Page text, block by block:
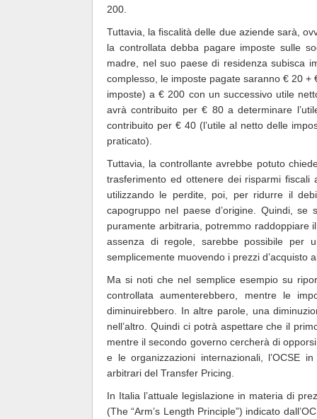
200.
Tuttavia, la fiscalità delle due aziende sarà,
la controllata debba pagare imposte sulle
madre, nel suo paese di residenza subisca
complesso, le imposte pagate saranno € 20 +
imposte) a € 200 con un successivo utile
avrà contribuito per € 80 a determinare
contribuito per € 40 (l’utile al netto delle
praticato).
Tuttavia, la controllante avrebbe potuto
trasferimento ed ottenere dei risparmi
utilizzando le perdite, poi, per ridurre il
capogruppo nel paese d’origine. Quindi,
puramente arbitraria, potremmo raddoppiare
assenza di regole, sarebbe possibile per
semplicemente muovendo i prezzi d’acquisto
Ma si noti che nel semplice esempio su
controllata aumenterebbero, mentre le
diminuirebbero. In altre parole, una
nell’altro. Quindi ci potrà aspettare che il
mentre il secondo governo cercherà di
e le organizzazioni internazionali, l’OCSE
arbitrari del Transfer Pricing.
In Italia l’attuale legislazione in materia di
(The “Arm’s Length Principle”) indicato